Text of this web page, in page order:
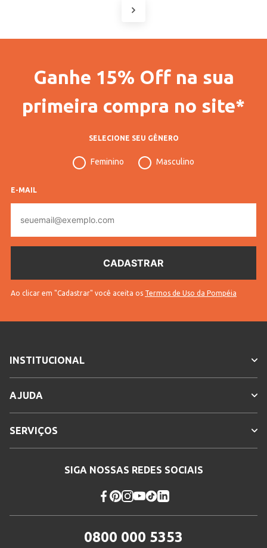
Ganhe 15% Off na sua
primeira compra no site*
SELECIONE SEU GÊNERO
Feminino Masculino
E-MAIL
mail
Ao clicar em "Cadastrar" você aceita os Termos de Uso da Pompéia
INSTITUCIONAL
AJUDA
SERVIÇOS
SIGA NOSSAS REDES SOCIAIS
0800 000 5353